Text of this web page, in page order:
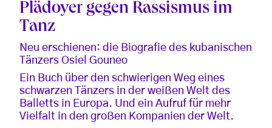
Plädoyer gegen Rassismus im
Tanz
Neu erschienen: die Biografie des kubanischen
Tänzers Osiel Gouneo
Ein Buch über den schwierigen Weg eines
schwarzen Tänzers in der weißen Welt des
Balletts in Europa. Und ein Aufruf für mehr
Vielfalt in den großen Kompanien der Welt.